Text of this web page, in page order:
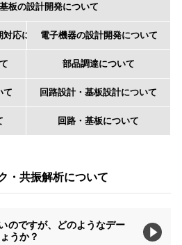
板の設計開発について
対応について電子機器の設計開発について
部品調達について
て 回路設計・基板設計について
回路・基板について
・共振解析について
のですが、どのようなデー
うか？